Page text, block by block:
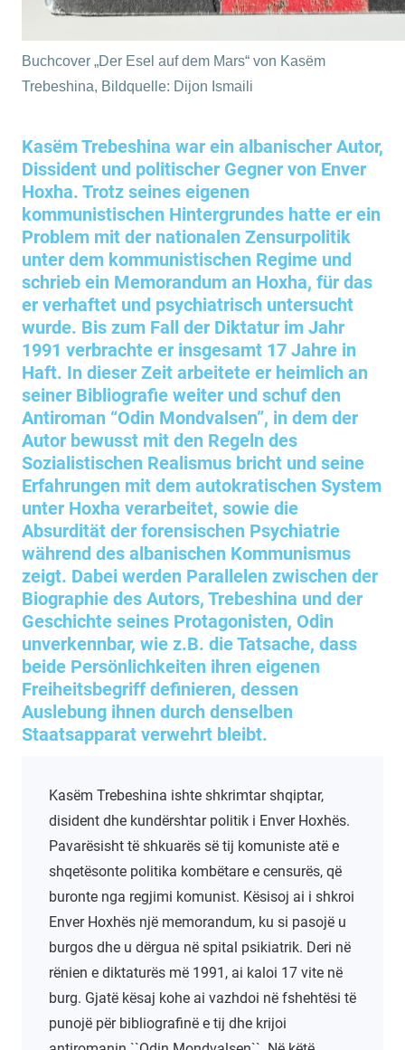
Buchcover „Der Esel auf dem Mars“ von Kasëm
Trebeshina, Bildquelle: Dijon Ismaili
Kasëm Trebeshina war ein albanischer Autor,
Dissident und politischer Gegner von Enver
Hoxha. Trotz seines eigenen
kommunistischen Hintergrundes hatte er ein
Problem mit der nationalen Zensurpolitik
unter dem kommunistischen Regime und
schrieb ein Memorandum an Hoxha, für das
er verhaftet und psychiatrisch untersucht
wurde. Bis zum Fall der Diktatur im Jahr
1991 verbrachte er insgesamt 17 Jahre in
Haft. In dieser Zeit arbeitete er heimlich an
seiner Bibliografie weiter und schuf den
Antiroman “Odin Mondvalsen”, in dem der
Autor bewusst mit den Regeln des
Sozialistischen Realismus bricht und seine
Erfahrungen mit dem autokratischen System
unter Hoxha verarbeitet, sowie die
Absurdität der forensischen Psychiatrie
während des albanischen Kommunismus
zeigt. Dabei werden Parallelen zwischen der
Biographie des Autors, Trebeshina und der
Geschichte seines Protagonisten, Odin
unverkennbar, wie z.B. die Tatsache, dass
beide Persönlichkeiten ihren eigenen
Freiheitsbegriff definieren, dessen
Auslebung ihnen durch denselben
Staatsapparat verwehrt bleibt.
Kasëm Trebeshina ishte shkrimtar shqiptar,
disident dhe kundërshtar politik i Enver Hoxhës.
Pavarësisht të shkuarës së tij komuniste atë e
shqetësonte politika kombëtare e censurës, që
buronte nga regjimi komunist. Kësisoj ai i shkroi
Enver Hoxhës një memorandum, ku si pasojë u
burgos dhe u dërgua në spital psikiatrik. Deri në
rënien e diktaturës më 1991, ai kaloi 17 vite në
burg. Gjatë kësaj kohe ai vazhdoi në fshehtësi të
punojë për bibliografinë e tij dhe krijoi